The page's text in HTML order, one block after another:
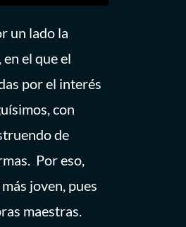
un lado la
el que el
por el interés
con
de
Por eso,
joven, pues
maestras.